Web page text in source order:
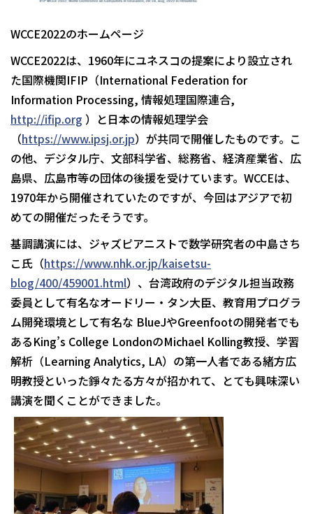
WCCE2022のホームページ
WCCE2022は、1960年にユネスコの提案により設立され
た国際機関IFIP（International Federation for
Information Processing, 情報処理国際連合,
http://ifip.org ）と日本の情報処理学会
（https://www.ipsj.or.jp）が共同で開催したものです。こ
の他、デジタル庁、文部科学省、総務省、経済産業省、広
島県、広島市等の団体の後援を受けています。WCCEは、
1970年から開催されていたのですが、今回はアジアで初
めての開催だったそうです。
基調講演には、ジャズピアニストで数学研究者の中島さち
こ氏（https://www.nhk.or.jp/kaisetsu-
blog/400/459001.html）、台湾政府のデジタル担当政務
委員として有名なオードリー・タン大臣、教育用プログラ
ム開発環境として有名な BlueJやGreenfootの開発者でも
あるKing’s College LondonのMichael Kolling教授、学習
解析（Learning Analytics, LA）の第一人者である緒方広
明教授といった錚々たる方々が招かれて、とても興味深い
講演を聞くことができました。